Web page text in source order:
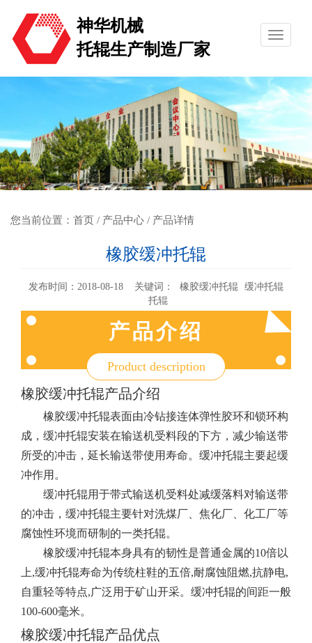
神华机械
托辊生产制造厂家
您当前位置： 首页 / 产品中心 / 产品详情
橡胶缓冲托辊
发布时间：2018-08-18 关键词： 橡胶缓冲托辊 缓冲托辊
托辊
产品介绍
Product description
橡胶缓冲托辊产品介绍
橡胶缓冲托辊表面由冷钻接连体弹性胶环和锁环构
成，缓冲托辊安装在输送机受料段的下方，减少输送带
所受的冲击，延长输送带使用寿命。缓冲托辊主要起缓
冲作用。
缓冲托辊用于带式输送机受料处减缓落料对输送带
的冲击，缓冲托辊主要针对洗煤厂、焦化厂、化工厂等
腐蚀性环境而研制的一类托辊。
橡胶缓冲托辊本身具有的韧性是普通金属的10倍以
上,缓冲托辊寿命为传统柱鞋的五倍,耐腐蚀阻燃,抗静电,
自重轻等特点,广泛用于矿山开采。缓冲托辊的间距一般
100-600毫米。
橡胶缓冲托辊产品优点